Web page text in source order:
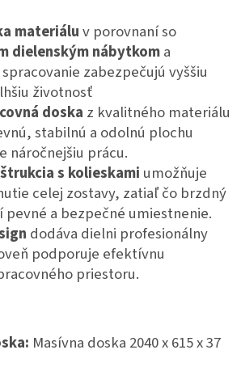
materiáluv porovnaní so
dielenským nábytkoma
zabezpečujú vyššiu
životnosť
doska z kvalitného materiálu
stabilnú a odolnú plochu
náročnejšiu prácu.
s kolieskami umožňuje
celej zostavy, zatiaľ čo brzdný
pevné a bezpečné umiestnenie.
dodáva dielni profesionálny
podporuje efektívnu
priestoru.
Masívna doska 2040 x 615 x 37